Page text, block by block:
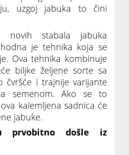
uzgoj jabuka to čini
novih stabala jabuka
je tehnika koja se
Ova tehnika kombinuje
biljke željene sorte sa
čvršće i trajnije varijante
semenom. Ako se to
kalemljena sadnica će
jabuke.
prvobitno došle iz